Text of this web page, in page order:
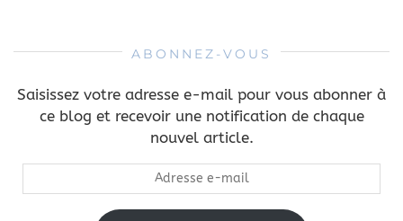
ABONNEZ-VOUS
Saisissez votre adresse e-mail pour vous abonner à
ce blog et recevoir une notification de chaque
nouvel article.
e-